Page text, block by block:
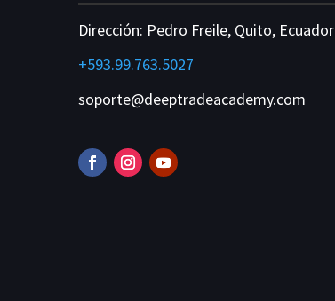
Dirección: Pedro Freile, Quito, Ecuador
+593.99.763.5027
soporte@deeptradeacademy.com